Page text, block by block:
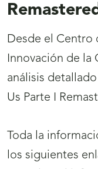
Desde el Centro
Innovación de la
análisis
Us Parte I
Toda la
los siguientes